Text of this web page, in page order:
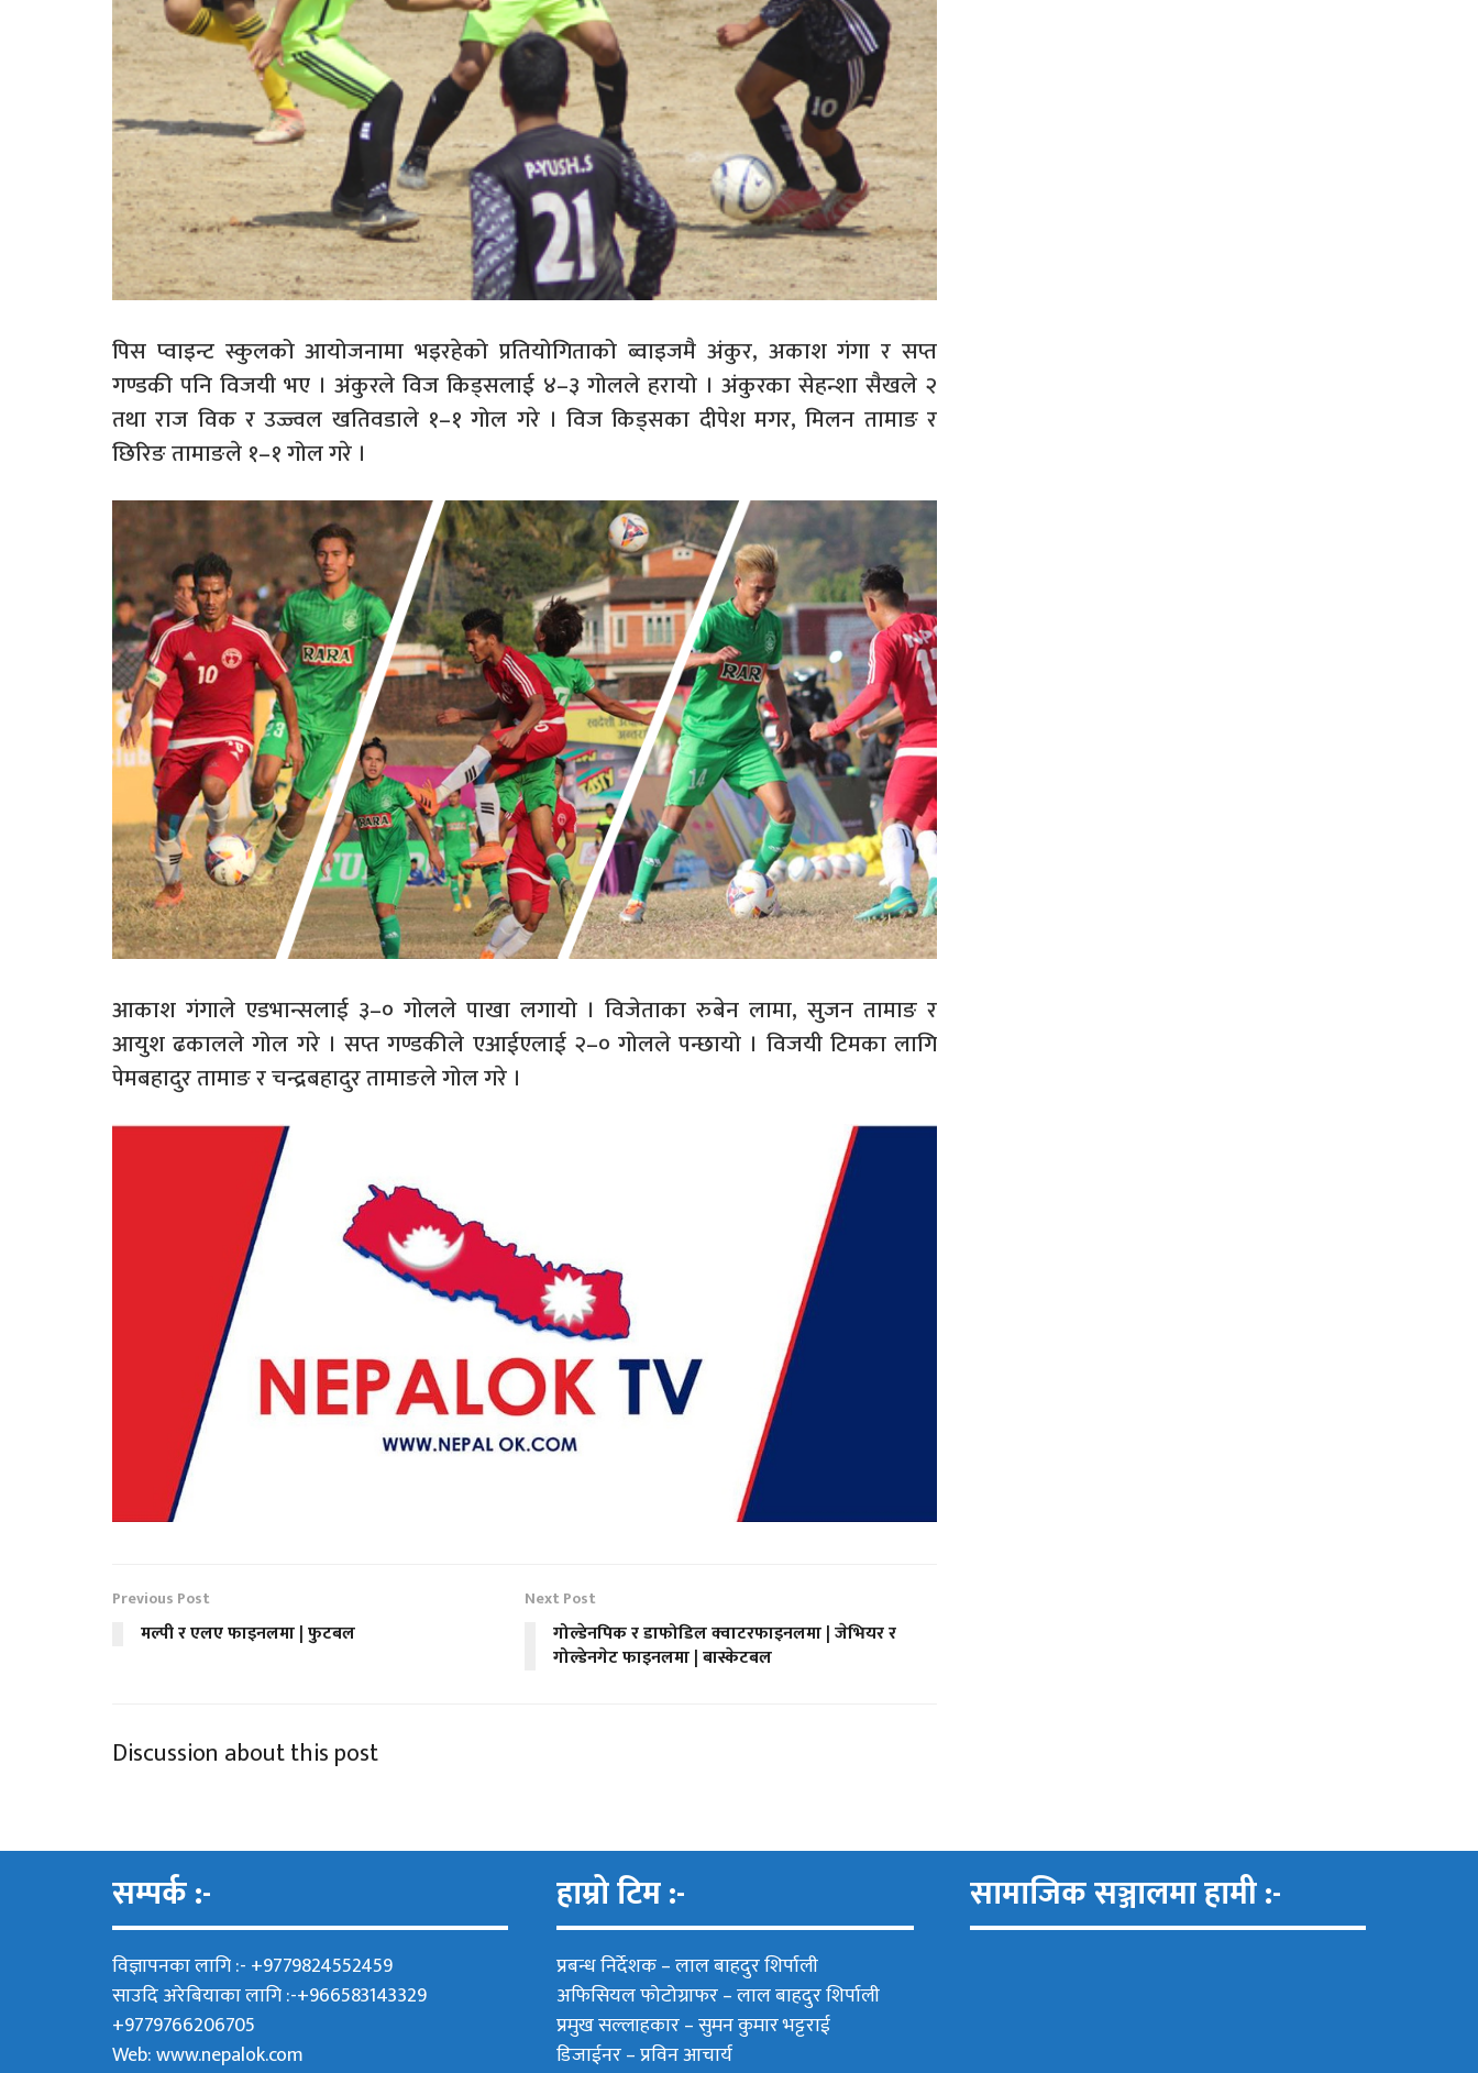
पिस प्वाइन्ट स्कुलको आयोजनामा भइरहेको प्रतियोगिताको ब्वाइजमै अंकुर, अकाश गंगा र सप्त
गण्डकी पनि विजयी भए । अंकुरले विज किड्सलाई ४–३ गोलले हरायो । अंकुरका सेहन्शा सैखले २
तथा राज विक र उज्ज्वल खतिवडाले १–१ गोल गरे । विज किड्सका दीपेश मगर, मिलन तामाङ र
छिरिङ तामाङले १–१ गोल गरे ।
आकाश गंगाले एडभान्सलाई ३–० गोलले पाखा लगायो । विजेताका रुबेन लामा, सुजन तामाङ र
आयुश ढकालले गोल गरे । सप्त गण्डकीले एआईएलाई २–० गोलले पन्छायो । विजयी टिमका लागि
पेमबहादुर तामाङ र चन्द्रबहादुर तामाङले गोल गरे ।
Previous Post
मल्पी र एलए फाइनलमा | फुटबल
Next Post
गोल्डेनपिक र डाफोडिल क्वाटरफाइनलमा | जेभियर र
गोल्डेनगेट फाइनलमा | बास्केटबल
Discussion about this post
सम्पर्क :-
विज्ञापनका लागि :- +9779824552459
साउदि अरेबियाका लागि :-+966583143329
+9779766206705
Web:www.nepalok.com
हाम्रो टिम :-
प्रबन्ध निर्देशक –लाल बाहदुर शिर्पाली
अफिसियल फोटोग्राफर –लाल बाहदुर शिर्पाली
प्रमुख सल्लाहकार –सुमन कुमार भट्टराई
डिजाईनर – प्रविन आचार्य
सामाजिक सञ्जालमा हामी :-